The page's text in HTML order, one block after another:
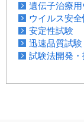
遺伝子治療
ウイルス安
安定性試験
迅速品質試験
試験法開発